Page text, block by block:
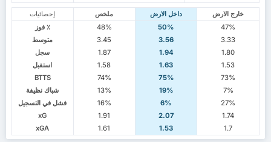
إحصائيات ملخص داخل الارض
خارج الارض
٪ فوز
48% 50%
47%
متوسط
3.45 3.56
3.33
سجل
1.87 1.94
1.80
استقبل
1.58 1.63
1.53
BTTS
74% 75%
73%
شباك نظيفة
13% 19%
7%
فشل في التسجيل
16% 6%
27%
xG
1.91 2.07
1.74
xGA
1.61 1.53 1.7